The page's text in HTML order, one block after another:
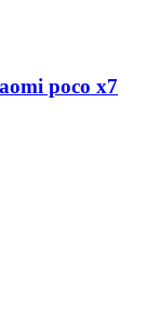
poco x7